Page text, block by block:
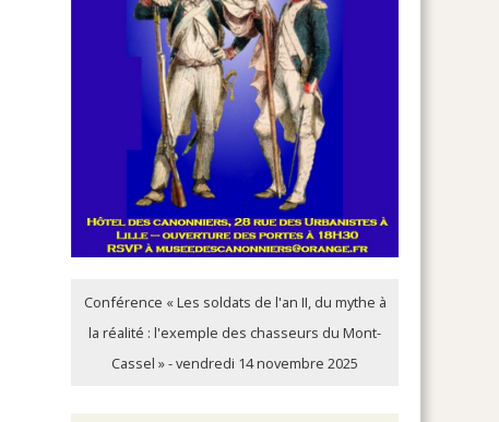
Conférence « Les soldats de l'an II, du mythe à
la réalité : l'exemple des chasseurs du Mont-
Cassel » - vendredi 14 novembre 2025